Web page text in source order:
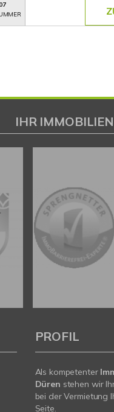
IHR
PROFIL
Als kompetenter
Düren stehen wir
bei der Vermietung
Seite.